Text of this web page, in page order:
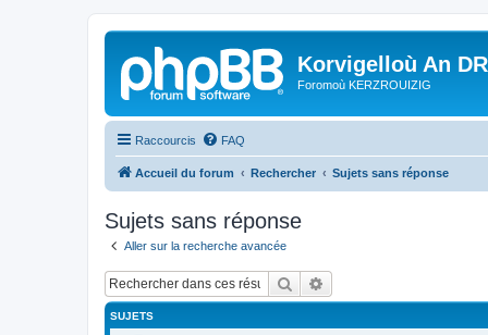
Korvigelloù An
Foromoù KERZROUIZIG
Raccourcis FAQ
Accueil du forum Rechercher Sujets sans réponse
Sujets sans réponse
Aller sur la recherche avancée
Rechercher
SUJETS